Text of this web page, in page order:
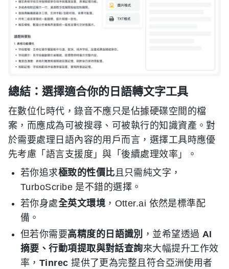
總結：選擇適合你的日語轉文字工具
在數位化時代，錄音不應只是佔據硬碟空間的檔
案，而應成為可被搜尋、可被執行的知識資產。對
於需要處理日語內容的用戶而言，選擇工具時應優
先考慮「語言支援度」與「後續處理效率」。
若你追求極致的性價比且只需純文字，
TurboScribe 是不錯的選擇。
若你身處全英文環境 ，Otter.ai 依然是標準配
備。
但若你需要高精度的日語識別 ，並希望透過AI
摘要、行動項提取與對話查詢來大幅提升工作效
率， Tinrec 提供了更為完整且符合亞洲使用者